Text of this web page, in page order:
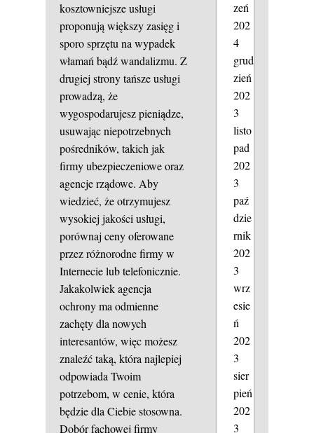
kosztowniejsze usługi
proponują większy zasięg i
sporo sprzętu na wypadek
włamań bądź wandalizmu. Z
drugiej strony tańsze usługi
prowadzą, że
wygospodarujesz pieniądze,
usuwając niepotrzebnych
pośredników, takich jak
firmy ubezpieczeniowe oraz
agencje rządowe. Aby
wiedzieć, że otrzymujesz
wysokiej jakości usługi,
porównaj ceny oferowane
przez różnorodne firmy w
Internecie lub telefonicznie.
Jakakolwiek agencja
ochrony ma odmienne
zachęty dla nowych
interesantów, więc możesz
znaleźć taką, która najlepiej
odpowiada Twoim
potrzebom, w cenie, która
będzie dla Ciebie stosowna.
Dobór fachowej firmy
zeń
202
4
grud
zień
202
3
listo
pad
202
3
paź
dzie
rnik
202
3
wrz
esie
ń
202
3
sier
pień
202
3